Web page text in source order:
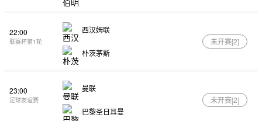
22:00
联赛杯第1轮
西汉姆联
朴茨茅斯
未开赛[2]
23:00
足球友谊赛
曼联
巴黎圣日耳曼
未开赛[2]